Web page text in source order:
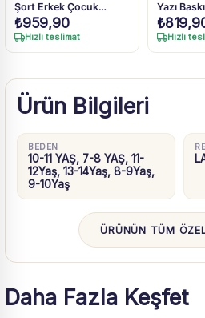
Şort Erkek Çocuk
Takımı
₺959,90
Hızlı teslimat
Yazı Baskılı Şortlu
Çocuk
₺
Hızlı
Ürün Bilgileri
BEDEN
10-11 YAŞ, 7-8 YAŞ, 11-
12Yaş, 13-14Yaş, 8-9Yaş,
9-10Yaş
ÜRÜNÜN TÜM
Daha Fazla Keşfet